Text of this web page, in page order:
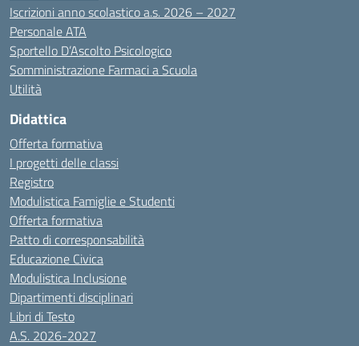
Iscrizioni anno scolastico a.s. 2026 – 2027
Personale ATA
Sportello D’Ascolto Psicologico
Somministrazione Farmaci a Scuola
Utilità
Didattica
Offerta formativa
I progetti delle classi
Registro
Modulistica Famiglie e Studenti
Offerta formativa
Patto di corresponsabilità
Educazione Civica
Modulistica Inclusione
Dipartimenti disciplinari
Libri di Testo
A.S. 2026-2027